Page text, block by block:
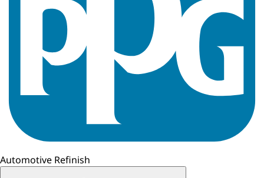
Automotive Refinish